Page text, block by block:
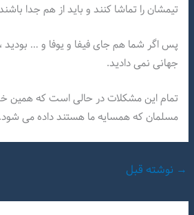
تیمشان را تماشا کنند و باید از هم جدا
پس اگر شما هم جای فیفا و یوفا و … بودید ،
جهانی نمی دادید.
تمام این مشکلات در حالی است که همین
مسلمان که همسایه ما هستند داده می شود.
→ نوشته قبل